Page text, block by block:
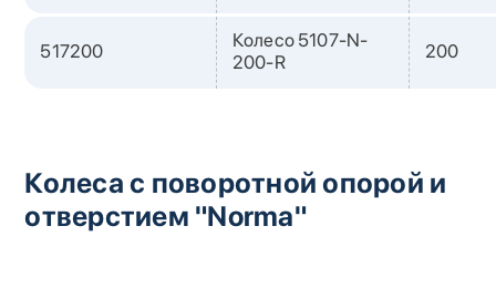
517200
Колесо 5107-N-
200-R
200
Колеса с поворотной опорой и
отверстием "Norma"